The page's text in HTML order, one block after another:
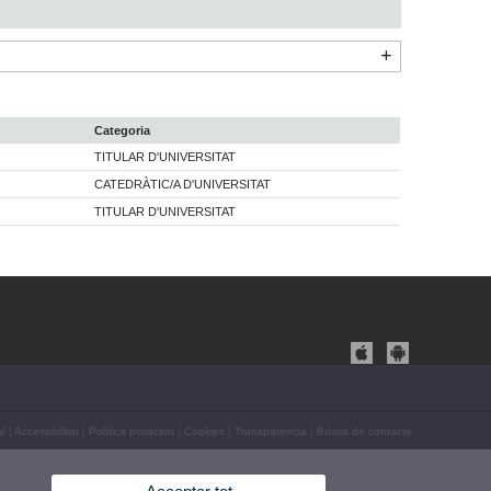
Categoria
TITULAR D'UNIVERSITAT
CATEDRÀTIC/A D'UNIVERSITAT
TITULAR D'UNIVERSITAT
Accessibilitat Política privacitat Cookies Transparència Bústia de contacte